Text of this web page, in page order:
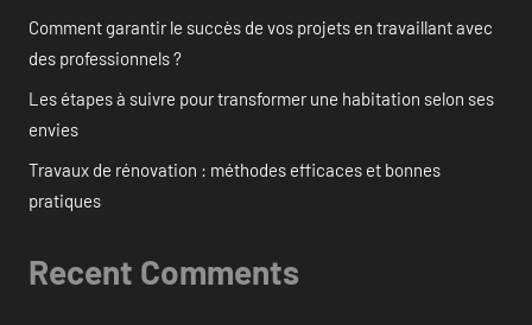
Comment garantir le succès de vos projets en travaillant avec
des professionnels ?
Les étapes à suivre pour transformer une habitation selon ses
envies
Travaux de rénovation : méthodes efficaces et bonnes
pratiques
Recent Comments